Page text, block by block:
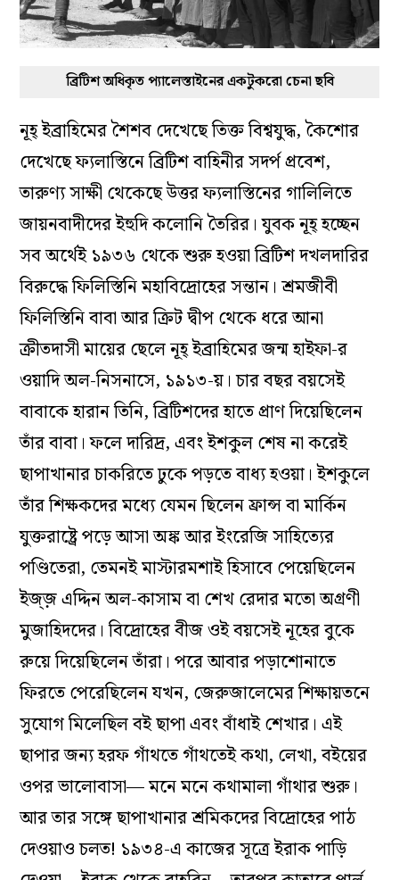
ব্রিটিশ অধিকৃত প্যালেস্তাইনের একটুকরো চেনা ছবি
নূহ্‌ ইব্রাহিমের শৈশব দেখেছে তিক্ত বিশ্বযুদ্ধ, কৈশোর
দেখেছে ফ্যলাস্তিনে ব্রিটিশ বাহিনীর সদর্প প্রবেশ,
তারুণ্য সাক্ষী থেকেছে উত্তর ফ্যলাস্তিনের গালিলিতে
জায়নবাদীদের ইহুদি কলোনি তৈরির। যুবক নূহ্‌ হচ্ছেন
সব অর্থেই ১৯৩৬ থেকে শুরু হওয়া ব্রিটিশ দখলদারির
বিরুদ্ধে ফিলিস্তিনি মহাবিদ্রোহের সন্তান। শ্রমজীবী
ফিলিস্তিনি বাবা আর ক্রিট দ্বীপ থেকে ধরে আনা
ক্রীতদাসী মায়ের ছেলে নূহ্‌ ইব্রাহিমের জন্ম হাইফা-র
ওয়াদি অল-নিসনাসে, ১৯১৩-য়। চার বছর বয়সেই
বাবাকে হারান তিনি, ব্রিটিশদের হাতে প্রাণ দিয়েছিলেন
তাঁর বাবা। ফলে দারিদ্র, এবং ইশকুল শেষ না করেই
ছাপাখানার চাকরিতে ঢুকে পড়তে বাধ্য হওয়া। ইশকুলে
তাঁর শিক্ষকদের মধ্যে যেমন ছিলেন ফ্রান্স বা মার্কিন
যুক্তরাষ্ট্রে পড়ে আসা অঙ্ক আর ইংরেজি সাহিত্যের
পণ্ডিতেরা, তেমনই মাস্টারমশাই হিসাবে পেয়েছিলেন
ইজ্জ় এদ্দিন অল-কাসাম বা শেখ রেদার মতো অগ্রণী
মুজাহিদদের। বিদ্রোহের বীজ ওই বয়সেই নূহের বুকে
রুয়ে দিয়েছিলেন তাঁরা। পরে আবার পড়াশোনাতে
ফিরতে পেরেছিলেন যখন, জেরুজালেমের শিক্ষায়তনে
সুযোগ মিলেছিল বই ছাপা এবং বাঁধাই শেখার। এই
ছাপার জন্য হরফ গাঁথতে গাঁথতেই কথা, লেখা, বইয়ের
ওপর ভালোবাসা— মনে মনে কথামালা গাঁথার শুরু।
আর তার সঙ্গে ছাপাখানার শ্রমিকদের বিদ্রোহের পাঠ
দেওয়াও চলত! ১৯৩৪-এ কাজের সূত্রে ইরাক পাড়ি